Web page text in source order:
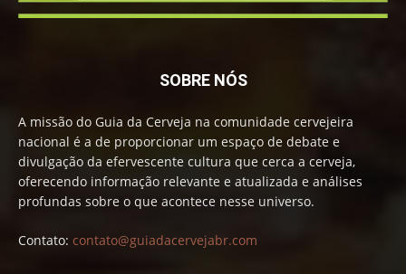
SOBRE NÓS
A missão do Guia da Cerveja na comunidade cervejeira
nacional é a de proporcionar um espaço de debate e
divulgação da efervescente cultura que cerca a cerveja,
oferecendo informação relevante e atualizada e análises
profundas sobre o que acontece nesse universo.
Contato: contato@guiadacervejabr.com